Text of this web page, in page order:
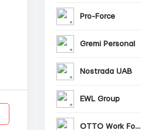
Pro-Force
Gremi Personal
Nostrada UAB
EWL Group
OTTO Work Force